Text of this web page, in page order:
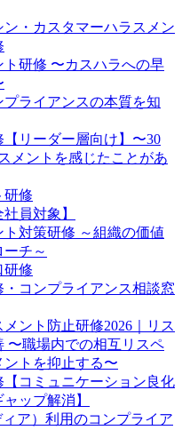
・カスタマーハラスメン
研修 〜カスハラへの早
ライアンスの本質を知
リーダー層向け】〜30
メントを感じたことがあ
研修
員対象】
対策研修 ～組織の価値
チ～
研修
コンプライアンス相談窓
メント防止研修2026｜リス
〜職場内での相互リスペ
トを抑止する〜
コミュニケーション良化
ップ解消】
ア）利用のコンプライア